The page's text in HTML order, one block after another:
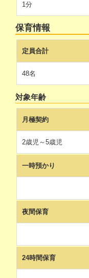
1分
保育情報
定員合計
48名
対象年齢
月極契約
2歳児～5歳児
一時預かり
夜間保育
24時間保育